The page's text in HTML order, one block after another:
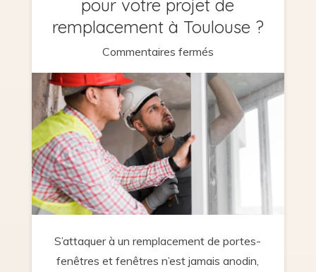
pour votre projet de
remplacement à Toulouse ?
Commentaires ferméssur
Comment
choisir
les
meilleures
fenêtres
et
portes
projet
de
S’attaquer à un remplacement de portes-
fenêtres et fenêtres n’est jamais anodin,